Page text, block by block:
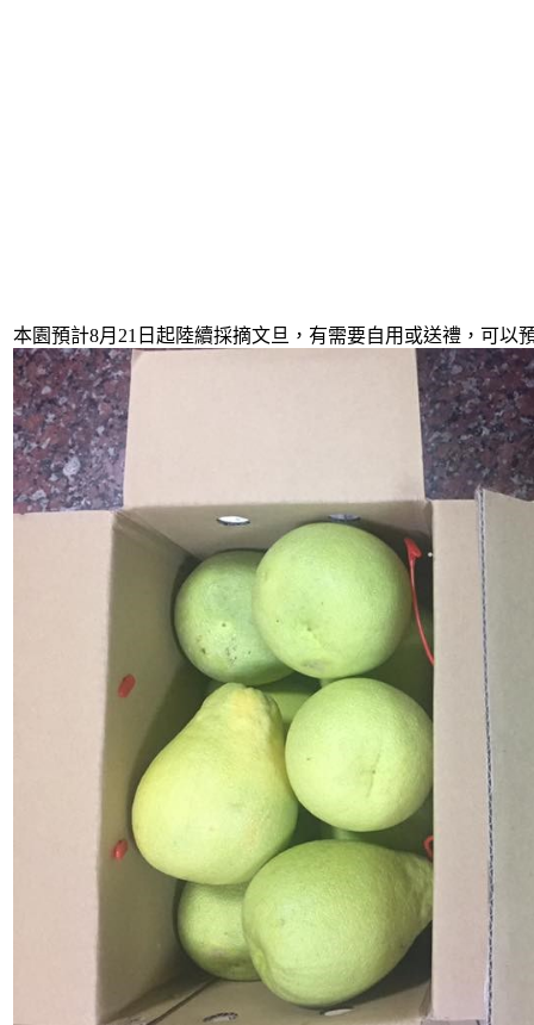
本園預計8月21日起陸續採摘文旦，有需要自用或送禮，可以